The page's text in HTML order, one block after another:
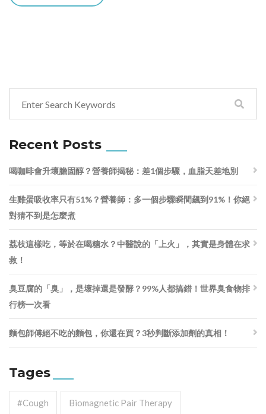
Recent Posts
喝咖啡會升壞膽固醇？營養師揭秘：差1個步驟，血脂天差地別
生雞蛋吸收率只有51%？營養師：多一個步驟瞬間飆到91%！你絕
對猜不到是怎麼煮
荔枝這樣吃，等於在喝糖水？中醫說的「上火」，其實是身體在求
救！
臭豆腐的「臭」，是壞掉還是發酵？99%人都搞錯！世界臭食物排
行榜一次看
麵包師傅絕不吃的麵包，你還在買？3秒判斷添加劑的真相！
Tages
#cough Biomagnetic Pair Therapy